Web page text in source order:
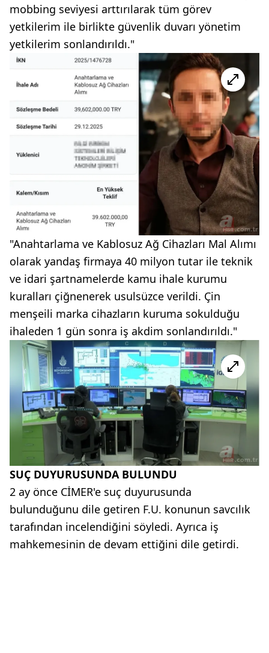
mobbing seviyesi arttırılarak tüm görev
yetkilerim ile birlikte güvenlik duvarı yönetim
yetkilerim sonlandırıldı."
"Anahtarlama ve Kablosuz Ağ Cihazları Mal Alımı
olarak yandaş firmaya 40 milyon tutar ile teknik
ve idari şartnamelerde kamu ihale kurumu
kuralları çiğnenerek usulsüzce verildi. Çin
menşeili marka cihazların kuruma sokulduğu
ihaleden 1 gün sonra iş akdim sonlandırıldı."
SUÇ DUYURUSUNDA BULUNDU
2 ay önce CİMER'e suç duyurusunda
bulunduğunu dile getiren F.U. konunun savcılık
tarafından incelendiğini söyledi. Ayrıca iş
mahkemesinin de devam ettiğini dile getirdi.